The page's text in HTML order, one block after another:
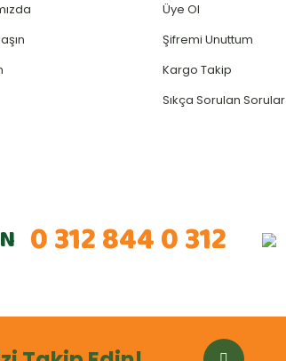
Üye Ol
Şifremi Unuttum
Kargo Takip
Sıkça Sorulan Sorular
0 312 844 0 312